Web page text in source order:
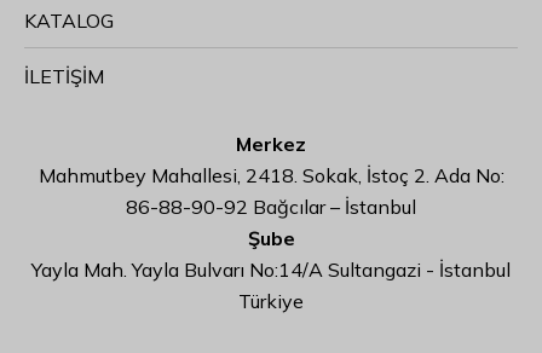
KATALOG
İLETİŞİM
Merkez
Mahmutbey Mahallesi, 2418. Sokak, İstoç 2. Ada No:
86-88-90-92 Bağcılar – İstanbul
Şube
Yayla Mah. Yayla Bulvarı No:14/A Sultangazi - İstanbul
Türkiye